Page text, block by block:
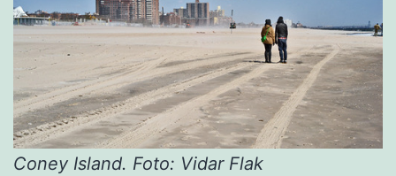
Coney Island. Foto: Vidar Flak